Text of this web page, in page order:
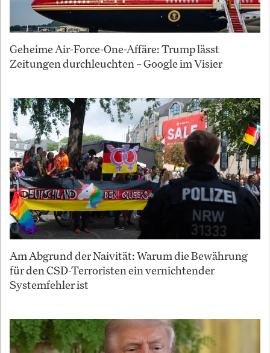
Geheime Air-Force-One-Affäre: Trump lässt
Zeitungen durchleuchten – Google im Visier
Am Abgrund der Naivität: Warum die Bewährung
für den CSD-Terroristen ein vernichtender
Systemfehler ist